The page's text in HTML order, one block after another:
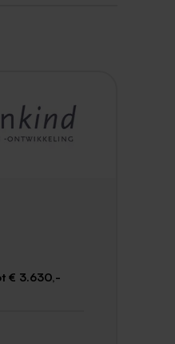
€ 3.630,-